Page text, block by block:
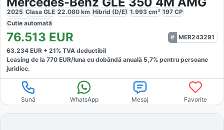
2025 Clasa GLE 22.080 km Hibrid (D/E) 1.993 cm³ 197 CP
Cutie automată
76.513 EUR
MER243291
63.234 EUR + 21% TVA deductibil
Leasing de la 770 EUR/luna cu dobăndă anuală 5,7% pentru persoane
juridice.
Sună WhatsApp Mesaj Favorite